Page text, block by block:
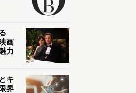
画
力
キ
界